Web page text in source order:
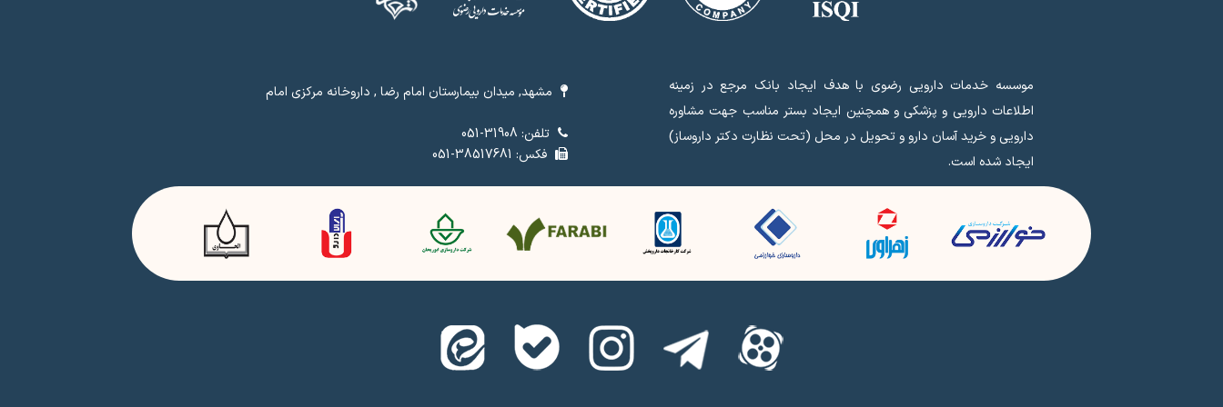
موسسه خدمات دارویی رضوی با هدف ایجاد بانک مرجع در زمینه
اطلاعات دارویی و پزشکی و همچنین ایجاد بستر مناسب جهت مشاوره
دارویی و خرید آسان دارو و تحویل در محل (تحت نظارت دکتر داروساز)
ایجاد شده است.
مشهد, میدان بیمارستان امام رضا , داروخانه مرکزی امام
تلفن: 31908-051
فکس: 38517681-051